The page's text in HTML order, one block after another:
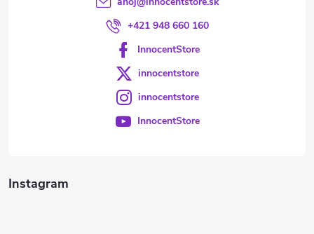
Instagram
+421 948 660 160
InnocentStore
innocentstore
innocentstore
InnocentStore